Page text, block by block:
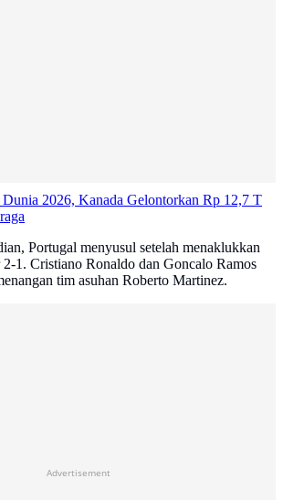
Dunia 2026, Kanada Gelontorkan Rp 12,7 T
Portugal menyusul setelah menaklukkan
1. Cristiano Ronaldo dan Goncalo Ramos
tim asuhan Roberto Martinez.
Advertisement